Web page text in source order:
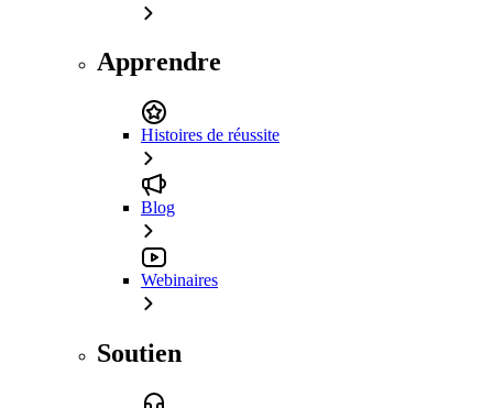
Apprendre
Histoires de réussite
Blog
Webinaires
Soutien